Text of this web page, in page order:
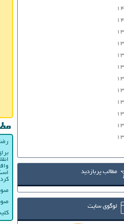
مطالب پربازدید
لوگوی سایت